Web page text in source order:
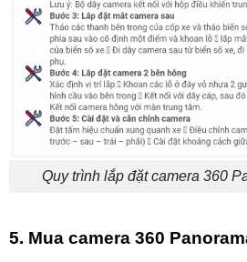
Quy trình lắp đặt camera 360
5. Mua camera 360